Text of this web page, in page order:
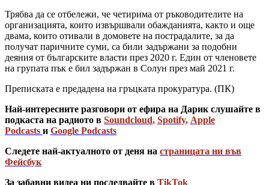
Трябва да се отбележи, че четирима от ръководителите на
организацията, които извършвали обажданията, както и още
двама, които отивали в домовете на пострадалите, за да
получат паричните суми, са били задържани за подобни
деяния от българските власти през 2020 г. Един от членовете
на групата пък е бил задържан в Солун през май 2021 г.
Преписката е предадена на гръцката прокуратура. (ПК)
Най-интересните разговори от ефира на Дарик слушайте в
подкаста на радиото в Soundcloud, Spotify, Apple
Podcasts и Google Podcasts
Следете най-актуалното от деня на страницата ни във
Фейсбук
За забавни видеа ни последвайте в TikTok